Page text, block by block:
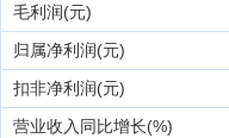
毛利润(元)
归属净利润(元)
扣非净利润(元)
营业收入同比增长(%)